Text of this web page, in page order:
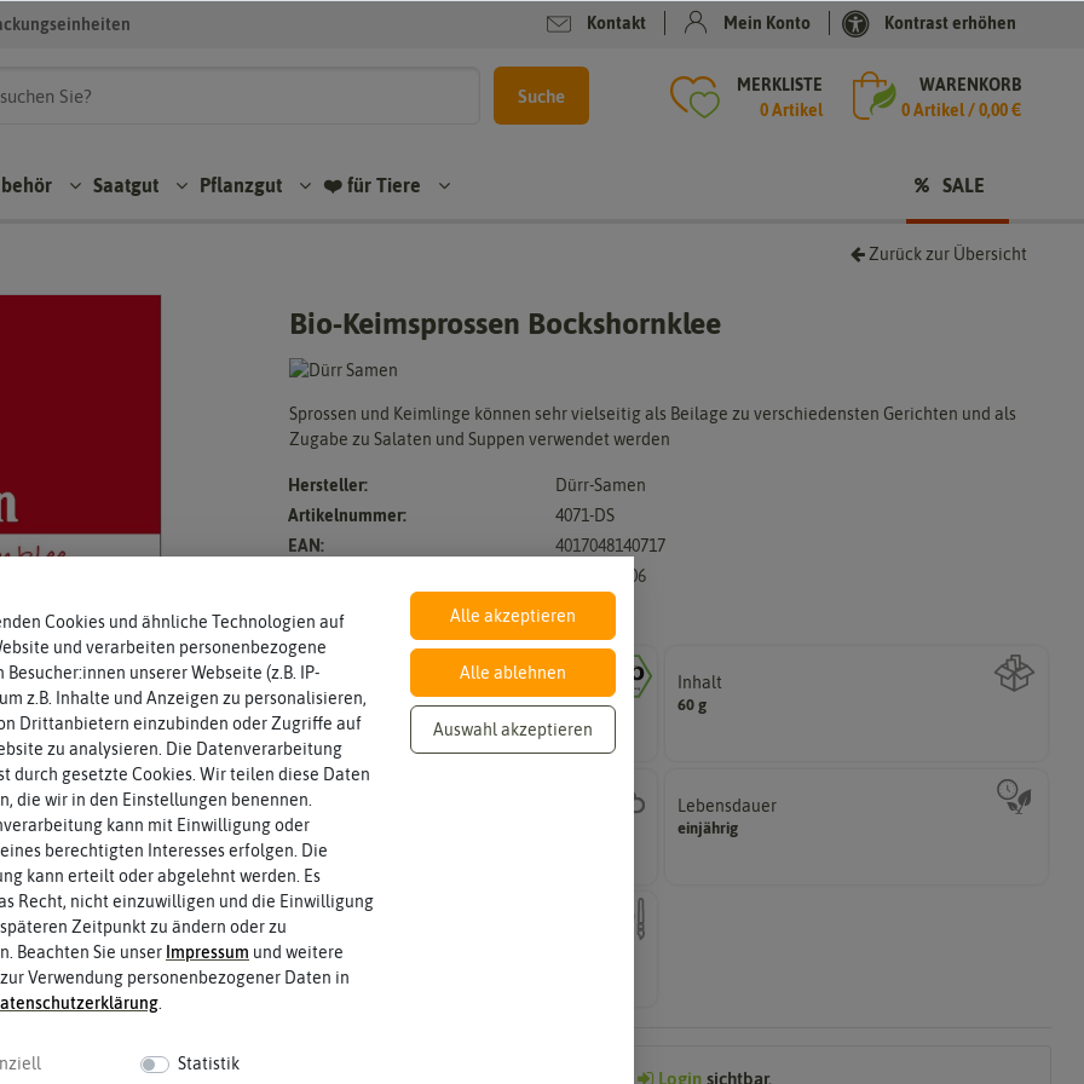
Kontakt Mein Konto Kontrast erhöhen
Suche
MERKLISTE
0 Artikel
WARENKORB
0Artikel /0,00 €
Saatgut Pflanzgut ❤️ für Tiere SALE
Zurück zur Übersicht
Bio-Keimsprossen Bockshornklee
Sprossen und Keimlinge können sehr vielseitig als Beilage zu verschiedensten Gerichten und als
Zugabe zu Salaten und Suppen verwendet werden
Hersteller:
Dürr-Samen
Artikelnummer:
4071-DS
EAN:
4017048140717
DE-ÖKO-006
BIO
nach EG Öko-Verordnung
Saatgut aus Betrieben, die nach den Richtlinien der
biologischen Landwirtschaft arbeiten.
Inhalt
60 g
Standort
Sonnig / Halbschattig
Wie viel Licht benötigt die Pflanze? (schattig,
halbschattig, sonnig, vollsonnig)
Lebensdauer
einjährig
Pflanzen werden kategorisiert in: einjährig,
zweijährig oder mehrjährig.
grün
Die Farbe der reifen Frucht, die sie nach dem
Loginsichtbar.
Cookies und ähnliche Technologien auf
und verarbeiten personenbezogene
Besucher:innen unserer Webseite (z.B. IP-
z.B. Inhalte und Anzeigen zu personalisieren,
Drittanbietern einzubinden oder Zugriffe auf
zu analysieren. Die Datenverarbeitung
durch gesetzte Cookies. Wir teilen diese Daten
die wir in den Einstellungen benennen.
kann mit Einwilligung oder
berechtigten Interesses erfolgen. Die
kann erteilt oder abgelehnt werden. Es
Recht, nicht einzuwilligen und die Einwilligung
Zeitpunkt zu ändern oder zu
Beachten Sie unser Impressum und weitere
Verwendung personenbezogener Daten in
Statistik
Alle akzeptieren
Alle ablehnen
Auswahl akzeptieren